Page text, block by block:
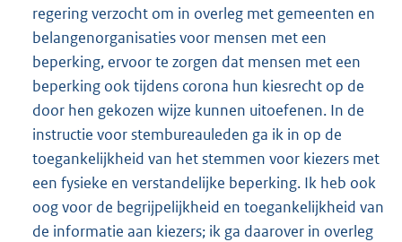
regering verzocht om in overleg met gemeenten en
belangenorganisaties voor mensen met een
beperking, ervoor te zorgen dat mensen met een
beperking ook tijdens corona hun kiesrecht op de
door hen gekozen wijze kunnen uitoefenen. In de
instructie voor stembureauleden ga ik in op de
toegankelijkheid van het stemmen voor kiezers met
een fysieke en verstandelijke beperking. Ik heb ook
oog voor de begrijpelijkheid en toegankelijkheid van
de informatie aan kiezers; ik ga daarover in overleg